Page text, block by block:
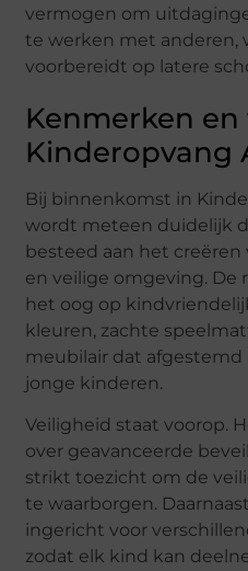
vermogen om
te werken met anderen,
voorbereidt op latere
Kenmerken
Kinderopvang
Bij binnenkomst in
wordt meteen duidelijk
besteed aan het
en veilige omgeving.
het oog op
kleuren, zachte
meubilair dat afgestemd
jonge kinderen.
Veiligheid staat voorop.
over geavanceerde
strikt toezicht om de
te waarborgen.
ingericht voor
zodat elk kind kan